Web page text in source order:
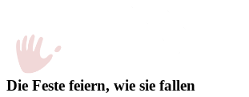
Die Feste feiern, wie sie fallen